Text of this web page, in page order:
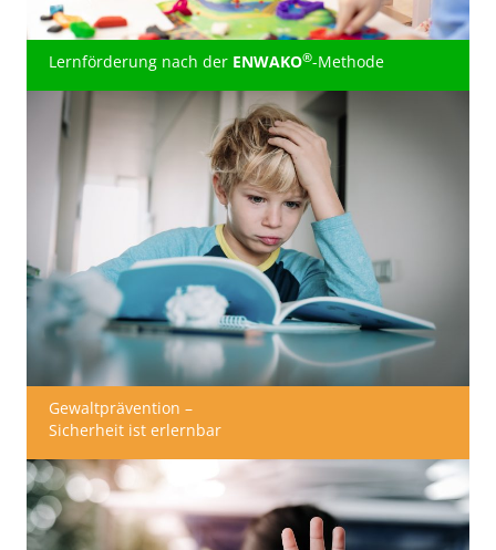
Lernförderung nach der ENWAKO®-Methode
Gewaltprävention –
Sicherheit ist erlernbar